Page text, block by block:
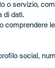
o servizio,
di dati.
comprendere
social,